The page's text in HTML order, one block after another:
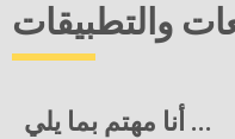
والتطبيقات
أنا مهتم بما يلي ...